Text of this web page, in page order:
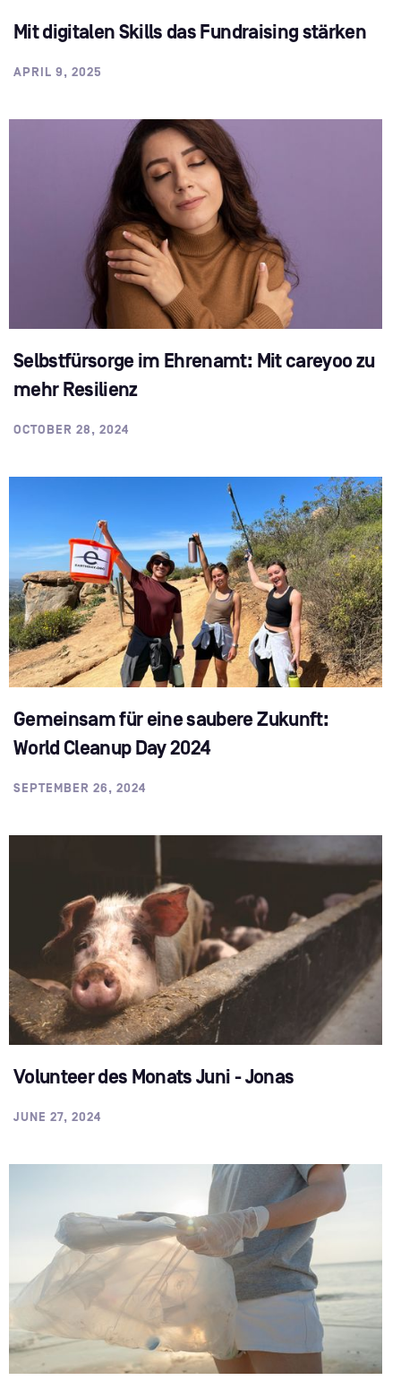
Mit digitalen Skills das Fundraising stärken
APRIL 9, 2025
Selbstfürsorge im Ehrenamt: Mit careyoo zu
mehr Resilienz
OCTOBER 28, 2024
Gemeinsam für eine saubere Zukunft:
World Cleanup Day 2024
SEPTEMBER 26, 2024
Volunteer des Monats Juni - Jonas
JUNE 27, 2024